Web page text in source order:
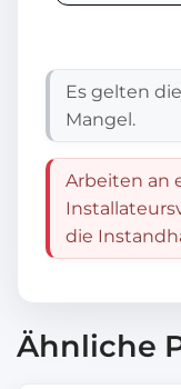
Es gelten
Mangel.
Arbeiten an
die
Ähnliche